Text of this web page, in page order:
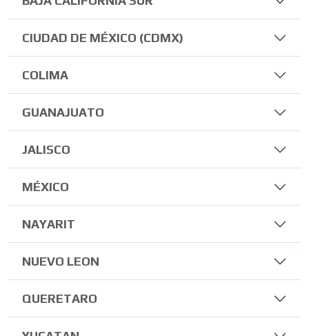
CIUDAD DE MÉXICO (CDMX)
COLIMA
GUANAJUATO
JALISCO
MÉXICO
NAYARIT
NUEVO LEON
QUERETARO